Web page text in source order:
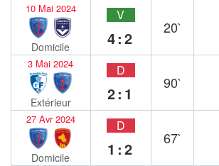
10 Mai 2024
Domicile
V
4:2
20`
3 Mai 2024
Extérieur
D
2:1
90`
27 Avr 2024
Domicile
D
1:2
67`